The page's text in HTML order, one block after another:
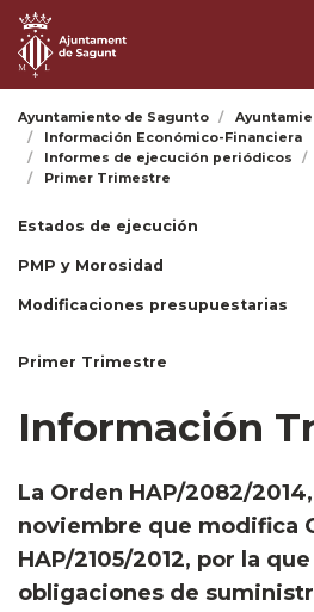
Ayuntamiento de Sagunto
Información Económico-Financiera
Informes de ejecución periódicos
Primer Trimestre
Estados de ejecución
PMP y Morosidad
Modificaciones presupuestarias
Primer Trimestre
Información
La Orden HAP/2082/
noviembre que modifica
HAP/2105/2012, por la
obligaciones de